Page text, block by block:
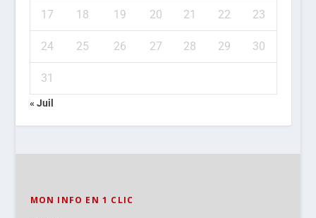
17 18 19 20 21 22 23
24 25 26 27 28 29 30
31
« Juil
MON INFO EN 1 CLIC